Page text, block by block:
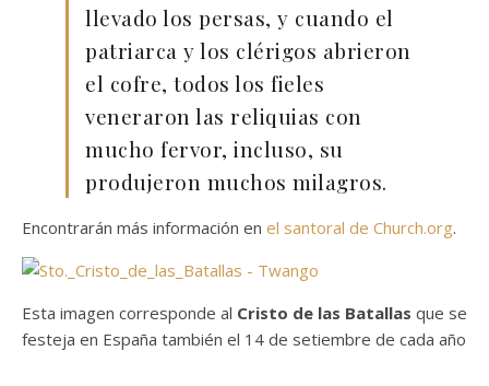
llevado los persas, y cuando el
patriarca y los clérigos abrieron
el cofre, todos los fieles
veneraron las reliquias con
mucho fervor, incluso, su
produjeron muchos milagros.
Encontrarán más información en el santoral de Church.org.
Esta imagen corresponde al Cristo de las Batallas que se
festeja en España también el 14 de setiembre de cada año